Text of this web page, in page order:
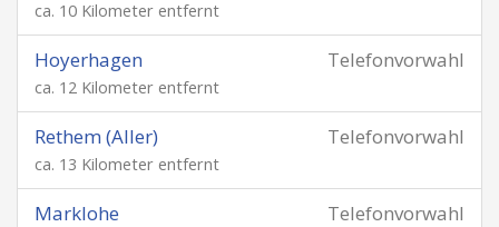
ca. 10 Kilometer entfernt
Telefonvorwahl
Hoyerhagen
ca. 12 Kilometer entfernt
Telefonvorwahl
Rethem (Aller)
ca. 13 Kilometer entfernt
Telefonvorwahl
Marklohe